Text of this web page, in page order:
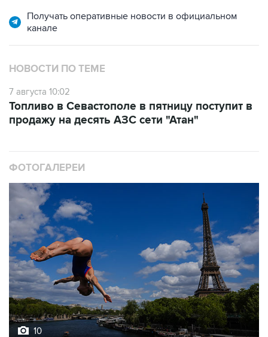
Получать оперативные новости в официальном
канале
НОВОСТИ ПО ТЕМЕ
7 августа 10:02
Топливо в Севастополе в пятницу поступит в
продажу на десять АЗС сети "Атан"
ФОТОГАЛЕРЕИ
10